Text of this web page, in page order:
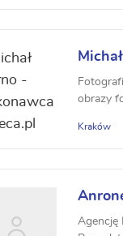
obrazy
Kraków
Agencję